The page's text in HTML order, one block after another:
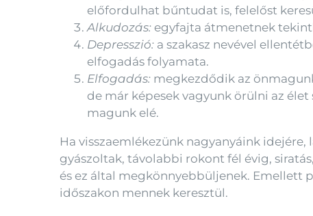
előfordulhat bűntudat is, felelőst
Alkudozás: egyfajta átmenetnek
Depresszió: a szakasz nevével
elfogadás folyamata.
Elfogadás: megkezdődik az
de már képesek vagyunk örülni az
magunk elé.
Ha visszaemlékezünk nagyanyáink
gyászoltak, távolabbi rokont fél évig,
és ez által megkönnyebbüljenek. Emellett
időszakon mennek keresztül.